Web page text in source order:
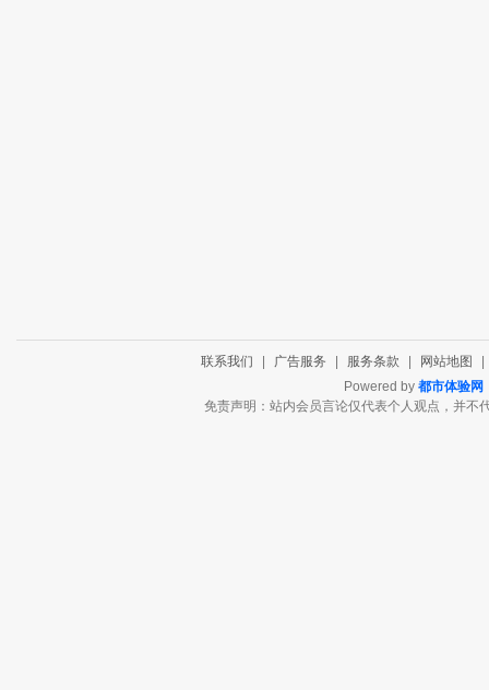
联系我们 广告服务 服务条款 网站地图
Powered by 都市体验网
免责声明：站内会员言论仅代表个人观点，并不